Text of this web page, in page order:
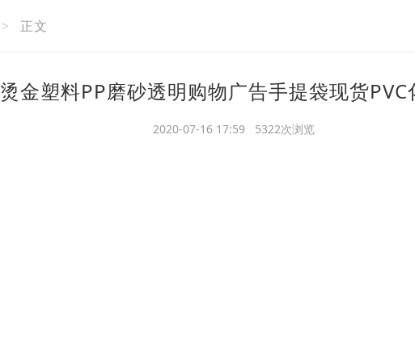
> 正文
烫金塑料PP磨砂透明购物广告手提袋现货PVC
2020-07-16 17:59 5322次浏览